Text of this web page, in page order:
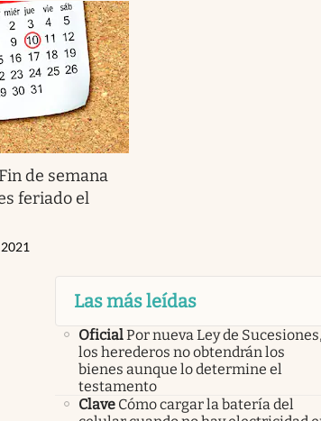
Fin de semana
feriado el
Las más leídas
OficialPor nueva Ley de Sucesiones,
los herederos no obtendrán los
bienes aunque lo determine el
testamento
Clave Cómo cargar la batería del